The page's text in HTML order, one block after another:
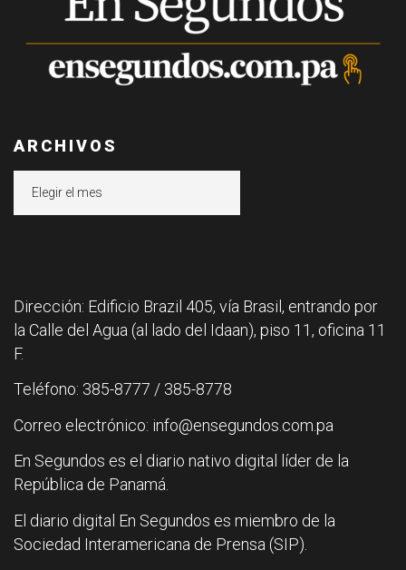
ARCHIVOS
Dirección: Edificio Brazil 405, vía Brasil, entrando por
la Calle del Agua (al lado del Idaan), piso 11, oficina 11
F.
Teléfono: 385-8777 / 385-8778
Correo electrónico: info@ensegundos.com.pa
En Segundos es el diario nativo digital líder de la
República de Panamá.
El diario digital En Segundos es miembro de la
Sociedad Interamericana de Prensa (SIP).